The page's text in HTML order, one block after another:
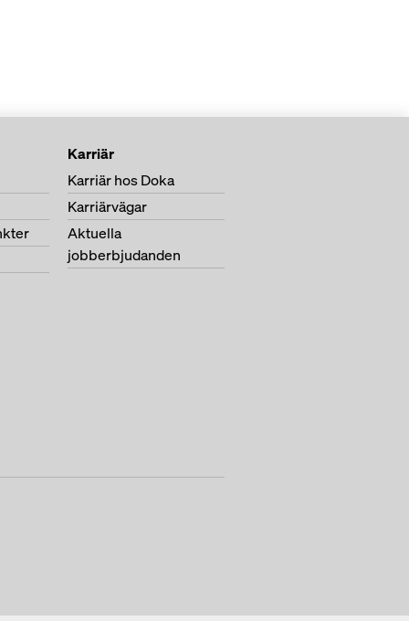
Karriär
Karriär hos Doka
Karriärvägar
Aktuella
jobberbjudanden